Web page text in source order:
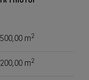
m2
m2